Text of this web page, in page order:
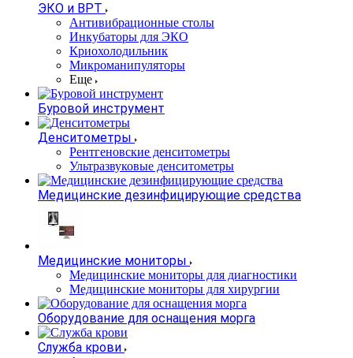
ЭКО и ВРТ
Антивибрационные столы
Инкубаторы для ЭКО
Криохолодильник
Микроманипуляторы
Еще
Буровой инструмент
Денситометры
Рентгеновские денситометры
Ультразвуковые денситометры
Медицинские дезинфицирующие средства
Медицинские мониторы
Медицинские мониторы для диагностики
Медицинские мониторы для хирургии
Оборудование для оснащения морга
Служба крови